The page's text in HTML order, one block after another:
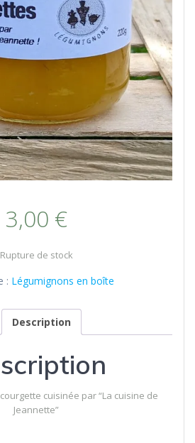
3,00 €
Rupture de stock
: Légumignons en boîte
Description
cuisinée par “La cuisine de
Jeannette”